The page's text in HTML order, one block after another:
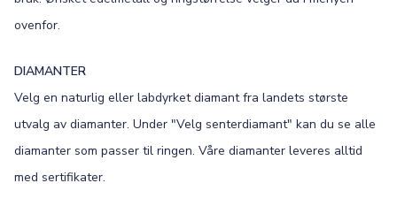
FONT
ovenfor.
DIAMANTER
Velg en naturlig eller labdyrket diamant fra landets største
utvalg av diamanter. Under "Velg senterdiamant" kan du se alle
diamanter som passer til ringen. Våre diamanter leveres alltid
med sertifikater.